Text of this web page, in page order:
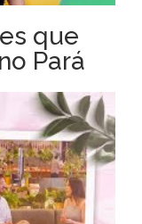
que
Pará